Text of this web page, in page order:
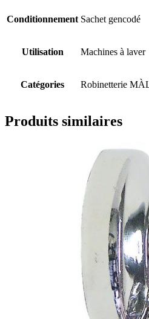
Conditionnement Sachet gencodé
Utilisation Machines à laver
Catégories Robinetterie
Produits similaires